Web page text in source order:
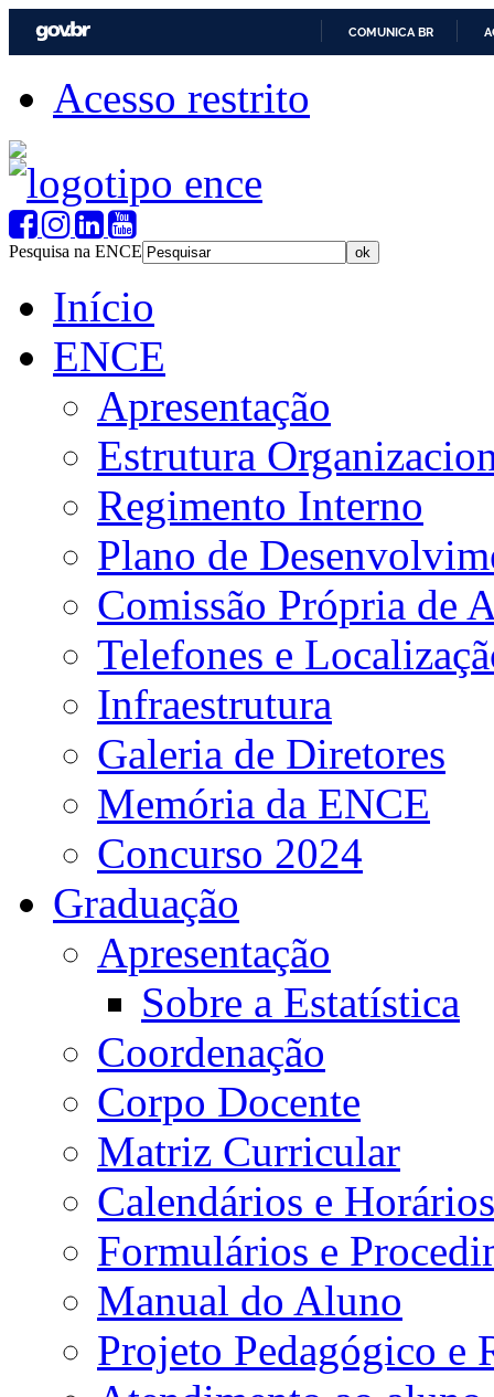
COMUNICA BR
Acesso restrito
Pesquisa na ENCE
Início
ENCE
Apresentação
Estrutura
Regimento Interno
Plano de
Comissão Própria de
Telefones e
Infraestrutura
Galeria de Diretores
Memória da ENCE
Concurso 2024
Graduação
Apresentação
Sobre a Estatística
Coordenação
Corpo Docente
Matriz Curricular
Calendários e Horários
Formulários e
Manual do Aluno
Projeto Pedagógico e